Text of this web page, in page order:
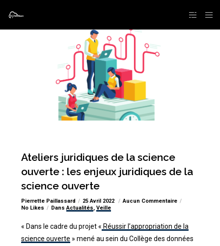
Ateliers juridiques de la science
ouverte : les enjeux juridiques de la
science ouverte
Pierrette Paillassard 25 Avril 2022
Aucun Commentaire
No Likes
DansActualités, Veille
« Dans le cadre du projet « Réussir l’appropriation de la
science ouverte » mené au sein du Collège des données